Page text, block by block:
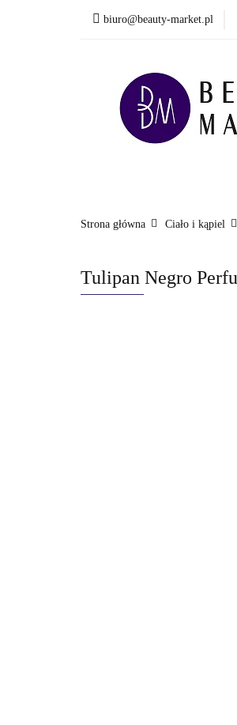
biuro@beauty-market.pl
Nowości
Strona główna Ciało i kąpiel
Tulipan Negro